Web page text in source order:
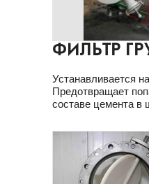
ФИЛЬТР
Устанавливается
Предотвращает
составе цемента в